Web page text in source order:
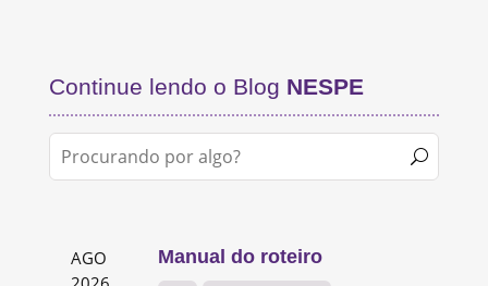
Continue lendo o Blog NESPE
AGO
Manual do roteiro